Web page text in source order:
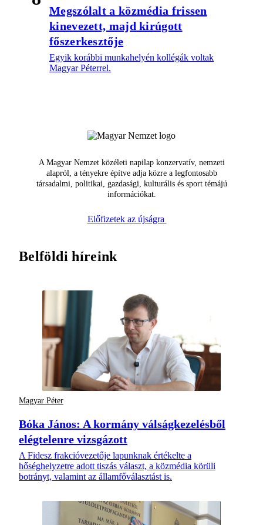
Megszólalt a közmédia frissen
kinevezett, majd kirúgott
főszerkesztője
Egyik korábbi munkahelyén kollégák voltak
Magyar Péterrel.
A Magyar Nemzet közéleti napilap konzervatív, nemzeti
alapról, a tényekre építve adja közre a legfontosabb
társadalmi, politikai, gazdasági, kulturális és sport témájú
információkat.
Előfizetek az újságra
Belföldi híreink
Magyar Péter
Bóka János: A kormány válságkezelésből
elégtelenre vizsgázott
A Fidesz frakcióvezetője lapunknak értékelte a
hőséghelyzetre adott tiszás választ, a közmédia körüli
botrányt, valamint az államfőválasztást is.